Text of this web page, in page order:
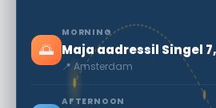
🌅
MORNING
📍 Amsterdam
AFTERNOON